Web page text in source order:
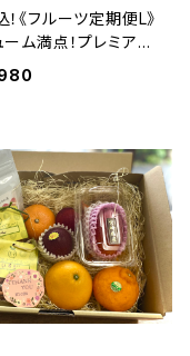
！《フルーツ定期便L》
ーム満点！プレミアム
東果堂厳選！旬のフ
詰め合わせ＆ドライフ